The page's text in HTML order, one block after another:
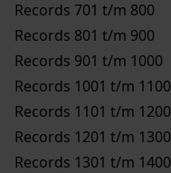
Records 701 t/m 800
Records 801 t/m 900
Records 901 t/m 1000
Records 1001 t/m 1100
Records 1101 t/m 1200
Records 1201 t/m 1300
Records 1301 t/m 1400